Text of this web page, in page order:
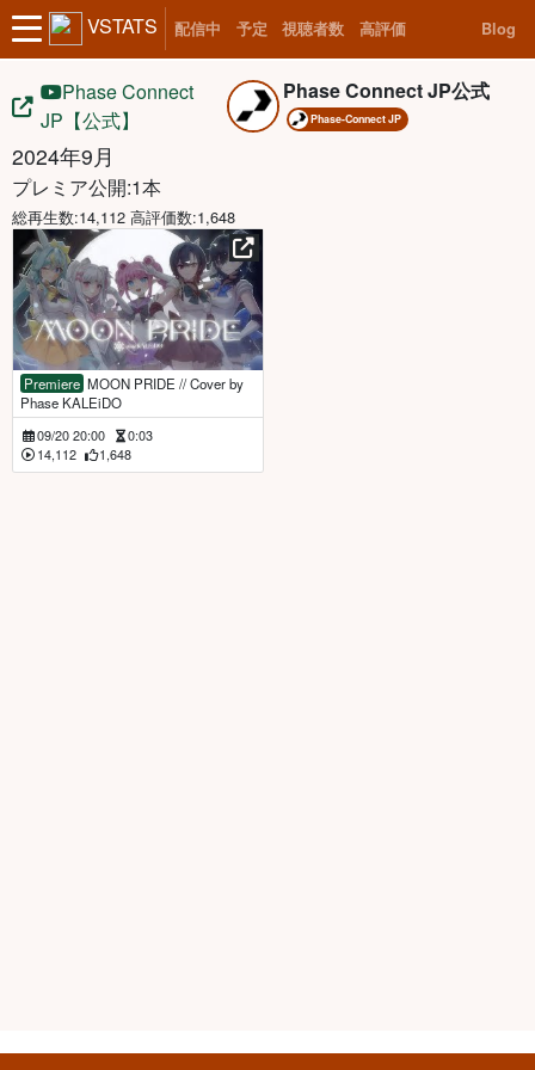
VSTATS 配信中 予定 視聴者数 高評価 Blog
Phase Connect
JP【公式】
Phase Connect JP公式
Phase-Connect JP
2024年9月
プレミア公開:1本
総再生数:14,112 高評価数:1,648
PremiereMOON PRIDE // Cover by
Phase KALEiDO
09/20 20:00
0:03
14,112
1,648